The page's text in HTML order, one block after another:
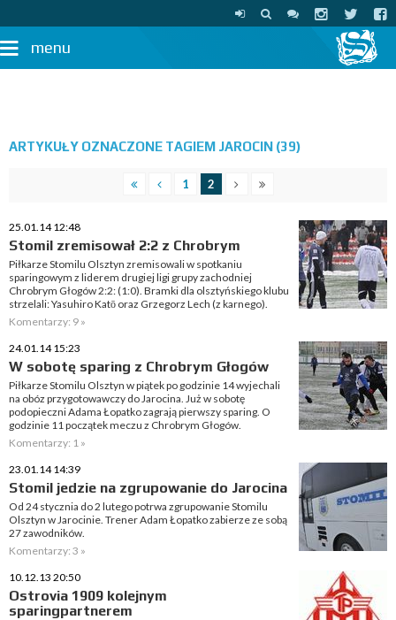
menu
ARTYKUŁY OZNACZONE TAGIEM JAROCIN (39)
1 2
25.01.14 12:48
Stomil zremisował 2:2 z Chrobrym
Piłkarze Stomilu Olsztyn zremisowali w spotkaniu
sparingowym z liderem drugiej ligi grupy zachodniej
Chrobrym Głogów 2:2: (1:0). Bramki dla olsztyńskiego klubu
strzelali: Yasuhiro Katō oraz Grzegorz Lech (z karnego).
Komentarzy: 9 »
24.01.14 15:23
W sobotę sparing z Chrobrym Głogów
Piłkarze Stomilu Olsztyn w piątek po godzinie 14 wyjechali
na obóz przygotowawczy do Jarocina. Już w sobotę
podopieczni Adama Łopatko zagrają pierwszy sparing. O
godzinie 11 początek meczu z Chrobrym Głogów.
Komentarzy: 1 »
23.01.14 14:39
Stomil jedzie na zgrupowanie do Jarocina
Od 24 stycznia do 2 lutego potrwa zgrupowanie Stomilu
Olsztyn w Jarocinie. Trener Adam Łopatko zabierze ze sobą
27 zawodników.
Komentarzy: 3 »
10.12.13 20:50
Ostrovia 1909 kolejnym
sparingpartnerem